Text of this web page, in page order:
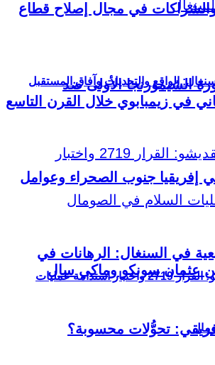
الواقع والتحديات وآفاق المستقبل
متلازمة مقديشو: القرار 2719 واختبار استدامة عمليات
والشراكات في مجال إصلاح قطاع
الشيمورنجا الأولى ضد
في زيمبابوي خلال القرن التاسع
إفريقيا جنوب الصحراء وعوامل
في السنغال: الرهانات في
عثمان سونكو وماكي سال
تحوُّلات محسوبة؟